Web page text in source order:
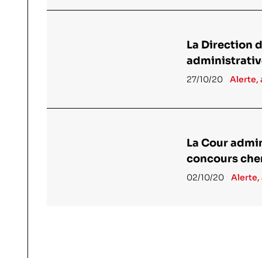
La Direction
27/10/20 Alerte,
La Cour
concours
02/10/20 Alerte,